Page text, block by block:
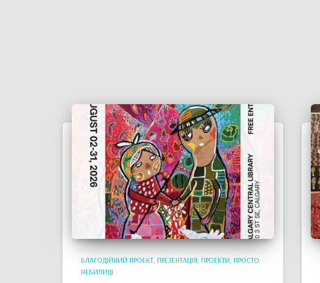
БЛАГОДІЙНИЙ ПРОЕКТ ПРЕЗЕНТАЦІЯ ПРОЕКТИ ПРОСТО
НЕБИЛИЦІ